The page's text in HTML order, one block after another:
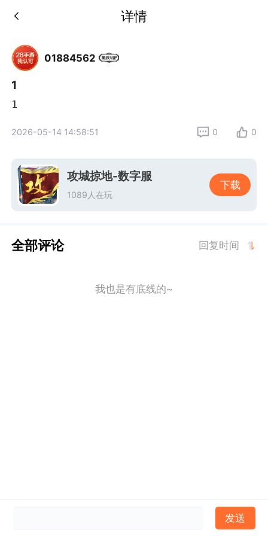
详情
01884562
1
1
2026-05-14 14:58:51 0 0
攻城掠地-数字服
1089人在玩
下载
全部评论 回复时间
我也是有底线的~
发送